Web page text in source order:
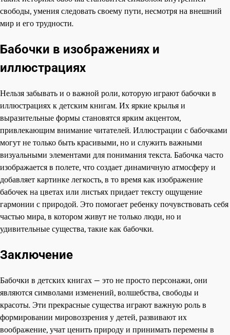
свободы, умения следовать своему пути, несмотря на внешний
мир и его трудности.
Бабочки в изображениях и
иллюстрациях
Нельзя забывать и о важной роли, которую играют бабочки в
иллюстрациях к детским книгам. Их яркие крылья и
выразительные формы становятся ярким акцентом,
привлекающим внимание читателей. Иллюстрации с бабочками
могут не только быть красивыми, но и служить важными
визуальными элементами для понимания текста. Бабочка часто
изображается в полете, что создает динамичную атмосферу и
добавляет картинке легкость, в то время как изображение
бабочек на цветах или листьях придает тексту ощущение
гармонии с природой. Это помогает ребенку почувствовать себя
частью мира, в котором живут не только люди, но и
удивительные существа, такие как бабочки.
Заключение
Бабочки в детских книгах — это не просто персонажи, они
являются символами изменений, волшебства, свободы и
красоты. Эти прекрасные существа играют важную роль в
формировании мировоззрения у детей, развивают их
воображение, учат ценить природу и принимать перемены в